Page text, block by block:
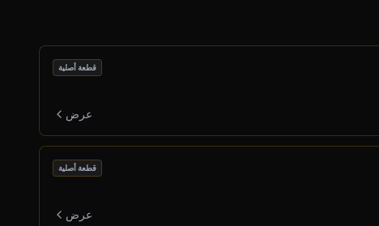
قطعة أصلية
عرض
قطعة أصلية
عرض